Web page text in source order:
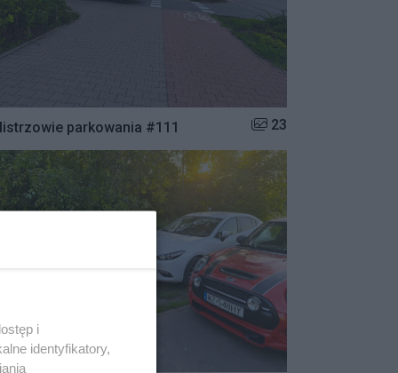
parkowania #111 Liczba zdjęć w galerii:
23
i
identyfikatory,